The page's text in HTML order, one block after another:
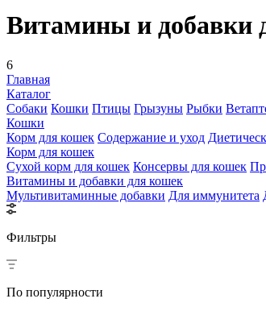
Витамины и добавки
6
Главная
Каталог
Собаки Кошки Птицы Грызуны Рыбки
Кошки
Корм для кошек Содержание и уход
Корм для кошек
Сухой корм для кошек Консервы для кошек
Витамины и добавки для кошек
Мультивитаминные добавки Для иммунитета
Фильтры
По популярности